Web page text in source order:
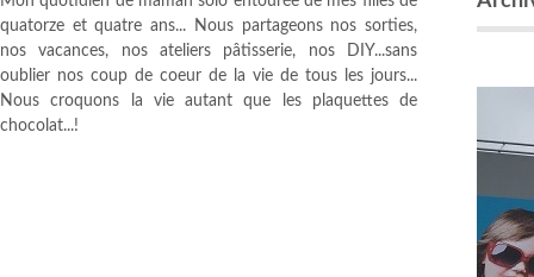
quatorze et quatre ans... Nous partageons nos sorties,
nos vacances, nos ateliers pâtisserie, nos DIY...sans
oublier nos coup de coeur de la vie de tous les jours...
Nous croquons la vie autant que les plaquettes de
chocolat...!